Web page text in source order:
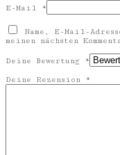
E-Mail *
Name, E-Mail-
meinen nächsten
Deine Bewertung *
Deine Rezension *